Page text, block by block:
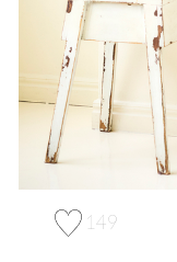
149